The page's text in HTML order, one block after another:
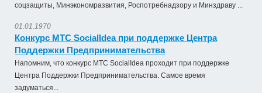
соцзащиты, Минэкономразвития, Роспотребнадзору и Минздраву ...
01.01.1970
Конкурс МТС SocialIdea при поддержке Центра
Поддержки Предпринимательства
Напомним, что конкурс МТС SocialIdea проходит при поддержке
Центра Поддержки Предпринимательства. Самое время
задуматься...